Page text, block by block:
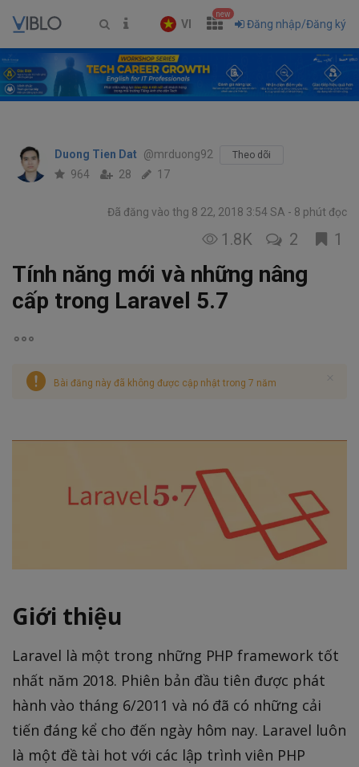
VI
new
Đăng nhập/Đăng ký
Duong Tien Dat @mrduong92 Theo dõi
964 28 17
Đã đăng vào thg 8 22, 2018 3:54 SA 8 phút đọc
1.8K 2 1
Tính năng mới và những nâng
cấp trong Laravel 5.7
Bài đăng này đã không được cập nhật trong 7 năm
Giới thiệu
Laravel là một trong những PHP framework tốt
nhất năm 2018. Phiên bản đầu tiên được phát
hành vào tháng 6/2011 và nó đã có những cải
tiến đáng kể cho đến ngày hôm nay. Laravel luôn
là một đề tài hot với các lập trình viên PHP